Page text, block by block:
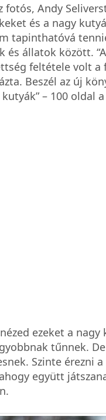
fotós, Andy
és a nagy
tapinthatóvá
és állatok között.
feltétele volt
Beszél az új
kutyák” – 100 oldal
ezeket a
tűnnek.
Szinte érezni
együtt